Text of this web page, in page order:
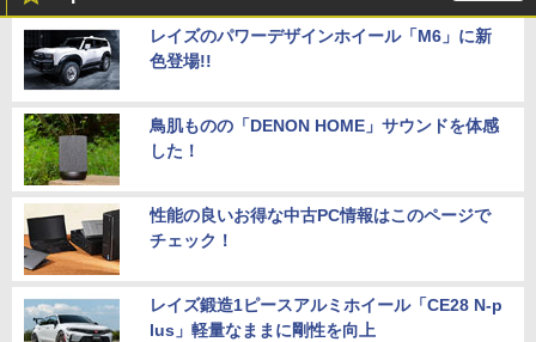
レイズのパワーデザインホイール「M6」に新
色登場!!
鳥肌ものの「DENON HOME」サウンドを体感
した！
性能の良いお得な中古PC情報はこのページで
チェック！
レイズ鍛造1ピースアルミホイール「CE28 N-p
lus」軽量なままに剛性を向上